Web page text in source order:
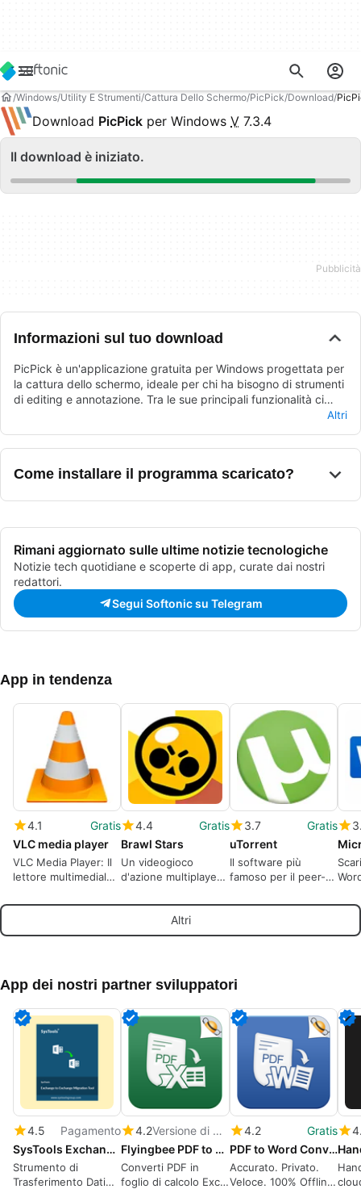
Windows Utility E Strumenti Cattura Dello Schermo PicPick Download
Download PicPick per Windows V 7.3.4
Il download è iniziato.
Informazioni sul tuo download
PicPick è un'applicazione gratuita per Windows progettata per
la cattura dello schermo, ideale per chi ha bisogno di strumenti
di editing e annotazione. Tra le sue principali funzionalità ci
strumenti di editing integrati, come forme, testi e opzioni di
catturate.
L'interfaccia utente di PicPick è intuitiva e facile da navigare,
funzionalità disponibili. La compatibilità con Windows rende
principianti ai professionisti. Grazie alla sua natura gratuita,
Altri
Come installare il programma scaricato?
Rimani aggiornato sulle ultime notizie tecnologiche
Notizie tech quotidiane e scoperte di app, curate dai nostri
redattori.
Segui Softonic su Telegram
App in tendenza
4.1
Gratis
VLC media player
VLC Media Player: Il
lettore multimediale
definitivo.
4.4
Gratis
Brawl Stars
Un videogioco
d'azione multiplayer
tuoi amici
3.7
Gratis
uTorrent
Il software più
famoso per il peer-
Altri
App dei nostri partner sviluppatori
4.5
Pagamento
SysTools Exchange to Exchange Migration Tool
Strumento di
Trasferimento Dati
4.2
Versione di prova
Flyingbee PDF to Excel Converter
Converti PDF in
foglio di calcolo Excel
4.2
Gratis
PDF to Word Converter
Accurato. Privato.
Veloce. 100% Offline.